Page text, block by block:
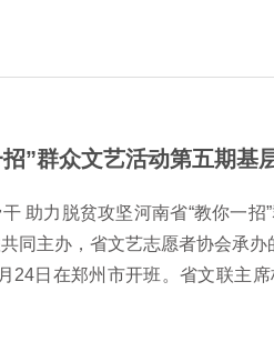
中的扇子，舞出了四季变换的
”群众文艺活动第五期基
班举行由省
同主办，省文艺志愿者协会承
24日在郑州市开班。省文联主